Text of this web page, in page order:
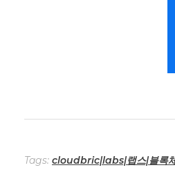
Tags: cloudbric|labs|랩스|블록